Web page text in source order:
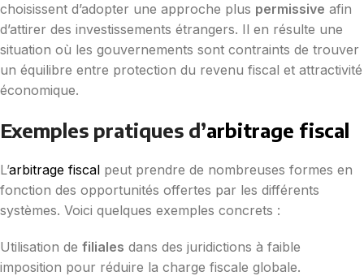
choisissent d’adopter une approche plus permissive afin
d’attirer des investissements étrangers. Il en résulte une
situation où les gouvernements sont contraints de trouver
un équilibre entre protection du revenu fiscal et attractivité
économique.
Exemples pratiques d’arbitrage fiscal
L’arbitrage fiscal peut prendre de nombreuses formes en
fonction des opportunités offertes par les différents
systèmes. Voici quelques exemples concrets :
Utilisation de filiales dans des juridictions à faible
imposition pour réduire la charge fiscale globale.